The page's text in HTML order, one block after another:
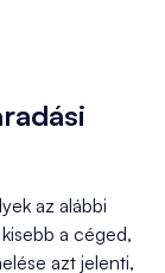
az alábbi
a céged,
azt jelenti,